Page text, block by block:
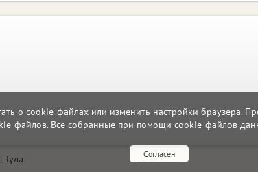
о cookie-файлах или изменить настройки браузера.
файлов. Все собранные при помощи cookie-файлов
Согласен
Тула